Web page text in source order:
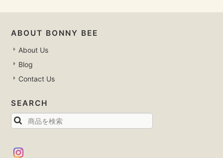
ABOUT BONNY BEE
About Us
Blog
Contact Us
SEARCH